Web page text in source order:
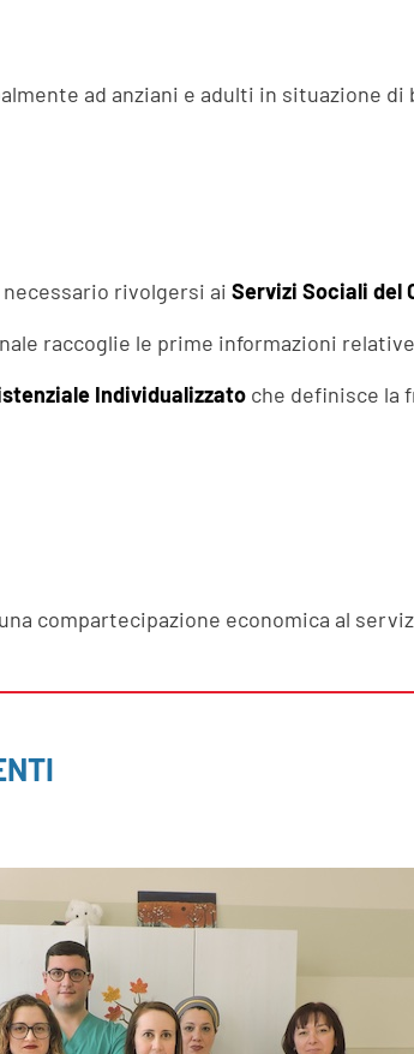
ad anziani e adulti in situazione di
rivolgersi ai Servizi Sociali del
raccoglie le prime informazioni
Individualizzato che definisce la
compartecipazione economica al